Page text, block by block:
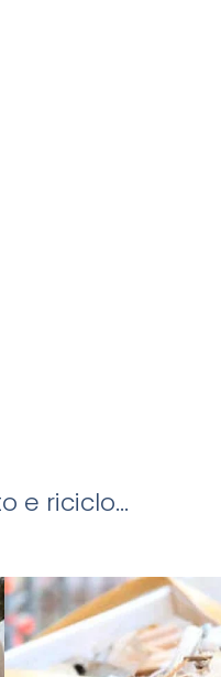
e riciclo...